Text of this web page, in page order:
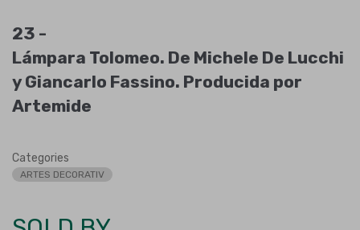
23 -
Lámpara Tolomeo. De Michele De Lucchi
y Giancarlo Fassino. Producida por
Artemide
Categories
ARTES DECORATIV